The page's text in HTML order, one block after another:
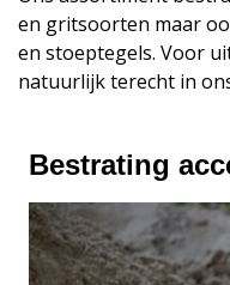
en gritsoorten maar
en stoeptegels. Voor
natuurlijk terecht in
Bestrating